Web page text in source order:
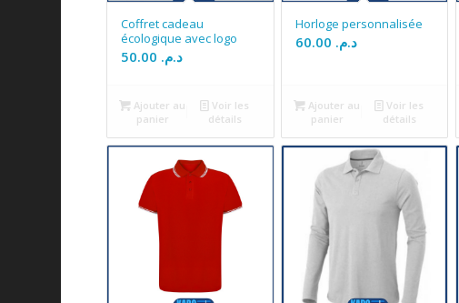
Coffret cadeau
écologique avec logo
د.م.
Ajouter au
panier
Voir les
détails
Horloge personnalisée
د.م.
Ajouter au
panier
Voir les
détails